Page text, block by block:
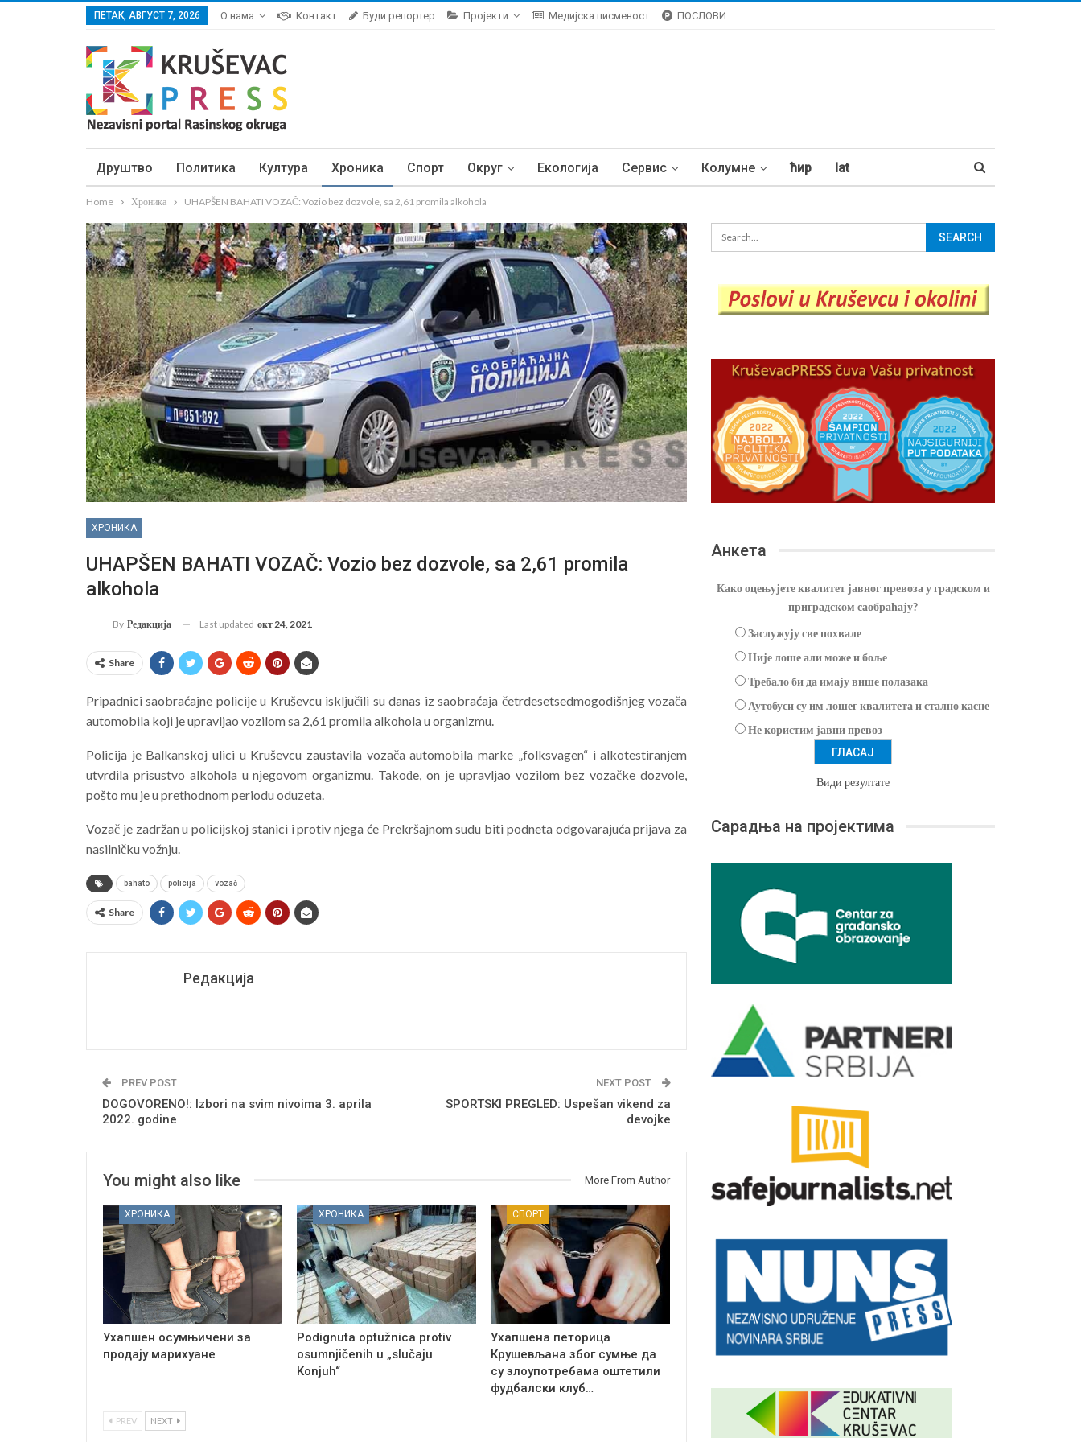
ПЕТАК, АВГУСТ 7, 2026 О нама Контакт Буди репортер Пројекти Медијска писменост ПОСЛОВИ
Друштво Политика Култура Хроника Спорт Округ Екологија Сервис Колумне ћир lat
Home Хроника UHAPŠEN BAHATI VOZAČ: Vozio bez dozvole, sa 2,61 promila alkohola
ХРОНИКА
UHAPŠEN BAHATI VOZAČ: Vozio bez dozvole, sa 2,61 promila
alkohola
By Редакција Last updated окт 24, 2021
Share
Pripadnici saobraćajne policije u Kruševcu isključili su danas iz saobraćaja četrdesetsedmogodišnjeg vozača
automobila koji je upravljao vozilom sa 2,61 promila alkohola u organizmu.
Policija je Balkanskoj ulici u Kruševcu zaustavila vozača automobila marke „folksvagen“ i alkotestiranjem
utvrdila prisustvo alkohola u njegovom organizmu. Takođe, on je upravljao vozilom bez vozačke dozvole,
pošto mu je u prethodnom periodu oduzeta.
Vozač je zadržan u policijskoj stanici i protiv njega će Prekršajnom sudu biti podneta odgovarajuća prijava za
nasilničku vožnju.
bahato policija vozač
Share
Редакција
PREV POST
DOGOVORENO!: Izbori na svim nivoima 3. aprila
2022. godine
NEXT POST
SPORTSKI PREGLED: Uspešan vikend za
devojke
You might also like More From Author
ХРОНИКА
Ухапшен осумњичени за
продају марихуане
ХРОНИКА
Podignuta optužnica protiv
osumnjičenih u „slučaju
Konjuh“
СПОРТ
Ухапшена петорица
Крушевљана због сумње да
су злоупотребама оштетили
фудбалски клуб…
PREV NEXT
Анкета
Како оцењујете квалитет јавног превоза у градском и
приградском саобраћају?
Заслужују све похвале
Није лоше али може и боље
Требало би да имају више полазака
Аутобуси су им лошег квалитета и стално касне
Не користим јавни превоз
Види резултате
Сарадња на пројектима